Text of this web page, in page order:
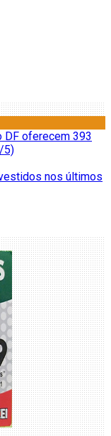
DF oferecem 393
5)
nos últimos